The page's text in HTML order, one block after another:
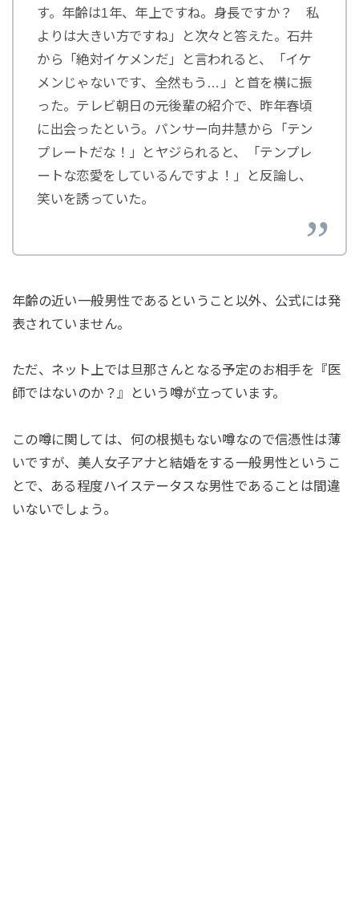
す。年齢は1年、年上ですね。身長ですか？ 私
よりは大きい方ですね」と次々と答えた。石井
から「絶対イケメンだ」と言われると、「イケ
メンじゃないです、全然もう…」と首を横に振
った。テレビ朝日の元後輩の紹介で、昨年春頃
に出会ったという。パンサー向井慧から「テン
プレートだな！」とヤジられると、「テンプレ
ートな恋愛をしているんですよ！」と反論し、
笑いを誘っていた。
年齢の近い一般男性であるということ以外、公式には発
表されていません。
ただ、ネット上では旦那さんとなる予定のお相手を『医
師ではないのか？』という噂が立っています。
この噂に関しては、何の根拠もない噂なので信憑性は薄
いですが、美人女子アナと結婚をする一般男性というこ
とで、ある程度ハイステータスな男性であることは間違
いないでしょう。